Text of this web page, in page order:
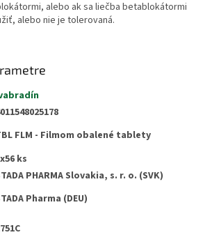
alebo ak sa liečba betablokátormi
alebo nie je tolerovaná.
FLM - Filmom obalené tablety
ks
PHARMA Slovakia, s. r. o. (SVK)
Pharma (DEU)